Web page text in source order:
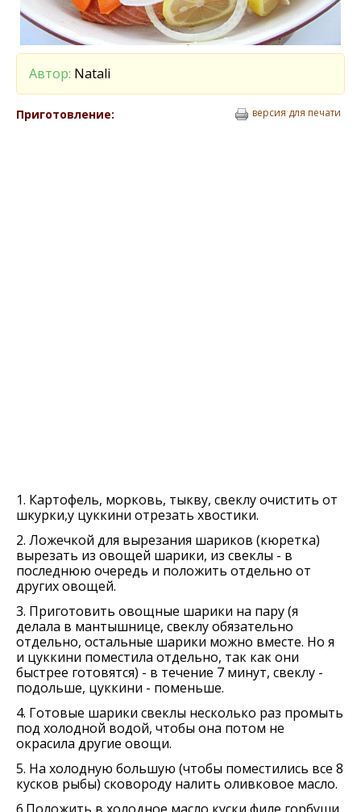
Автор: Natali
Приготовление: версия для печати
1. Картофель, морковь, тыкву, свеклу очистить от
шкурки,у цуккини отрезать хвостики.
2. Ложечкой для вырезания шариков (кюретка)
вырезать из овощей шарики, из свеклы - в
последнюю очередь и положить отдельно от
других овощей.
3. Приготовить овощные шарики на пару (я
делала в мантышнице, свеклу обязательно
отдельно, остальные шарики можно вместе. Но я
и цуккини поместила отдельно, так как они
быстрее готовятся) - в течение 7 минут, свеклу -
подольше, цуккини - поменьше.
4. Готовые шарики свеклы несколько раз промыть
под холодной водой, чтобы она потом не
окрасила другие овощи.
5. На холодную большую (чтобы поместились все 8
кусков рыбы) сковороду налить оливковое масло.